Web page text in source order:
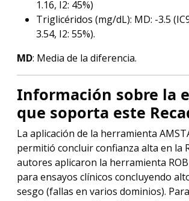
1.16, I2: 45%)
Triglicéridos (mg/dL): MD: -3.5
3.54, I2: 55%).
MD: Media de la diferencia.
Información sobre la
que soporta este
La aplicación de la herramienta
permitió concluir confianza alta en la
autores aplicaron la herramienta
para ensayos clínicos concluyendo
sesgo (fallas en varios dominios).